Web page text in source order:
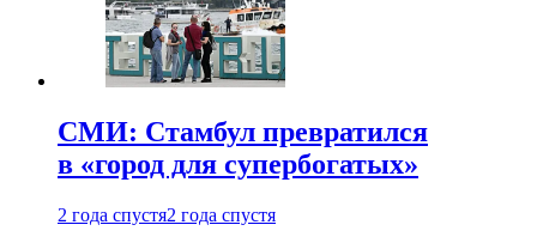
СМИ: Стамбул превратился
в «город для супербогатых»
2 года спустя2 года спустя